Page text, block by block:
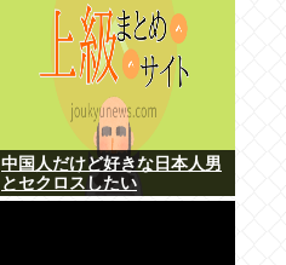
中国人だけど好きな日本人男
とセクロスしたい